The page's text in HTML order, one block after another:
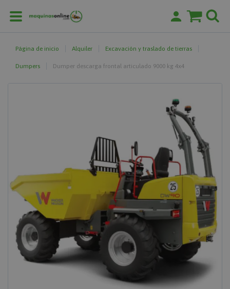
Página de inicio Alquiler Excavación y traslado de tierras
Dumpers Dumper descarga frontal articulado 9000 kg 4x4